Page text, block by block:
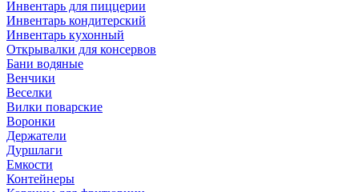
Инвентарь для пиццерии
Инвентарь кондитерский
Инвентарь кухонный
Открывалки для консервов
Бани водяные
Венчики
Веселки
Вилки поварские
Воронки
Держатели
Дуршлаги
Емкости
Контейнеры